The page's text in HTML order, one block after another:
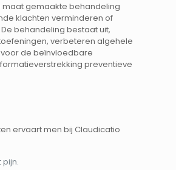
maat gemaakte behandeling
klachten verminderen of
behandeling bestaat uit,
verbeteren algehele
de beïnvloedbare
preventieve
ervaart men bij Claudicatio